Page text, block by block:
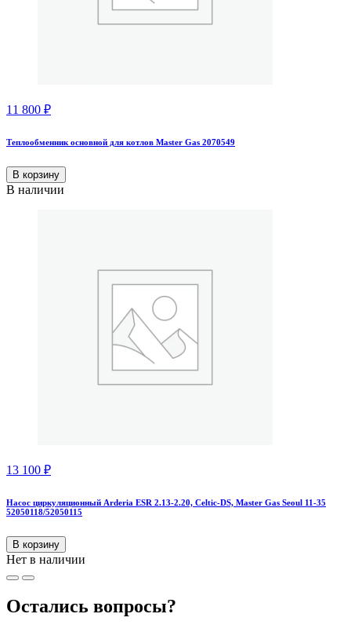
11 800 ₽
Теплообменник основной для котлов Master Gas 2070549
В корзину
В наличии
13 100 ₽
Насос циркуляционный Arderia ESR 2.13-2.20, Celtic-DS, Master Gas Seoul 11-35
52050118/52050115
В корзину
Нет в наличии
Остались вопросы?